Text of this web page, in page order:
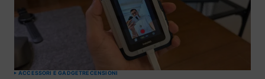
ACCESSORI E GADGETRECENSIONI